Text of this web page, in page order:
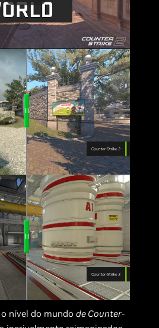
nível do mundode Counter-